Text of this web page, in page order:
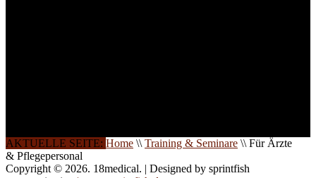
AKTUELLE SEITE: Home \\ Training & Seminare \\ Für Ärzte
& Pflegepersonal
Copyright © 2026. 18medical. | Designed by sprintfish